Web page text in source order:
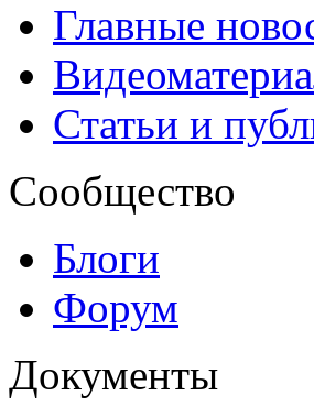
Главные
Статьи и
Сообщество
Блоги
Форум
Документы